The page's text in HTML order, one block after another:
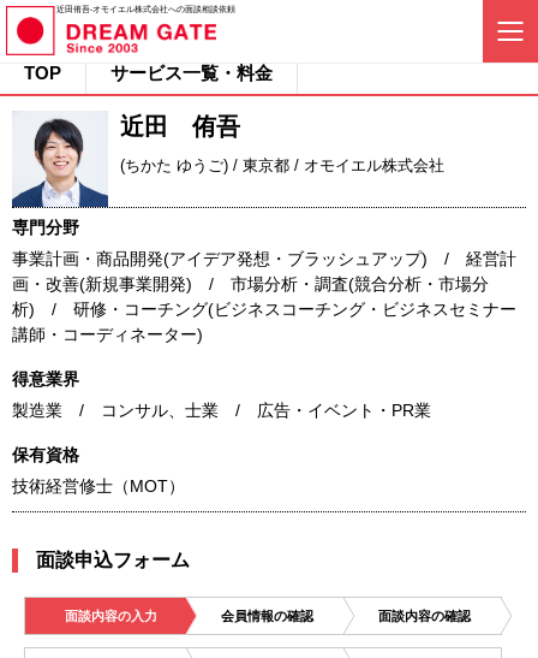
近田侑吾-オモイエル株式会社への面談相談依頼
TOP サービス一覧・料金
近田 侑吾
(ちかた ゆうご) / 東京都 / オモイエル株式会社
専門分野
事業計画・商品開発(アイデア発想・ブラッシュアップ) / 経営計
画・改善(新規事業開発) / 市場分析・調査(競合分析・市場分
析) / 研修・コーチング(ビジネスコーチング・ビジネスセミナー
講師・コーディネーター)
得意業界
製造業 / コンサル、士業 / 広告・イベント・PR業
保有資格
技術経営修士（MOT）
面談申込フォーム
面談内容の入力 会員情報の確認 面談内容の確認